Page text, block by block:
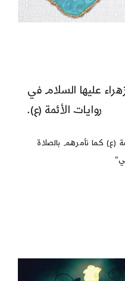
عليها السلام في
روايات الأئمة (ع).
(ع) كما نأمرهم بالصلاة